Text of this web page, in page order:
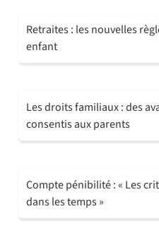
Retraites : les nouvelles
enfant
Les droits familiaux : des
consentis aux parents
Compte pénibilité : « Les
dans les temps »